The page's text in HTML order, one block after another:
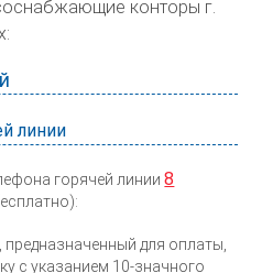
конторы г.
линии
горячей линии8
предназначенный для оплаты,
с указанием 10-значного